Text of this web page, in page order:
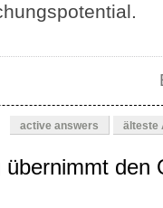
active answers älteste
übernimmt den